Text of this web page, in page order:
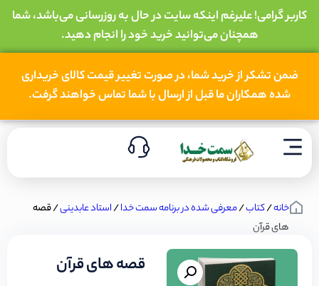
کاربر گرامی! علیرغم اینکه سایت در حال به روزرسانی می‌باشد، شما
همچنان می‌توانید خرید خود را انجام دهید.
ضمن تشکر از خرید شما، در صورت تغییر قیمت کالای خریداری
شده همکاران ما قبل از ارسال با شما تماس خواهند گرفت.
خانه/کتاب/معرفی شده در برنامه سمت خدا/استاد عابدینی/ قصه
های قرآن
قصه های قرآن